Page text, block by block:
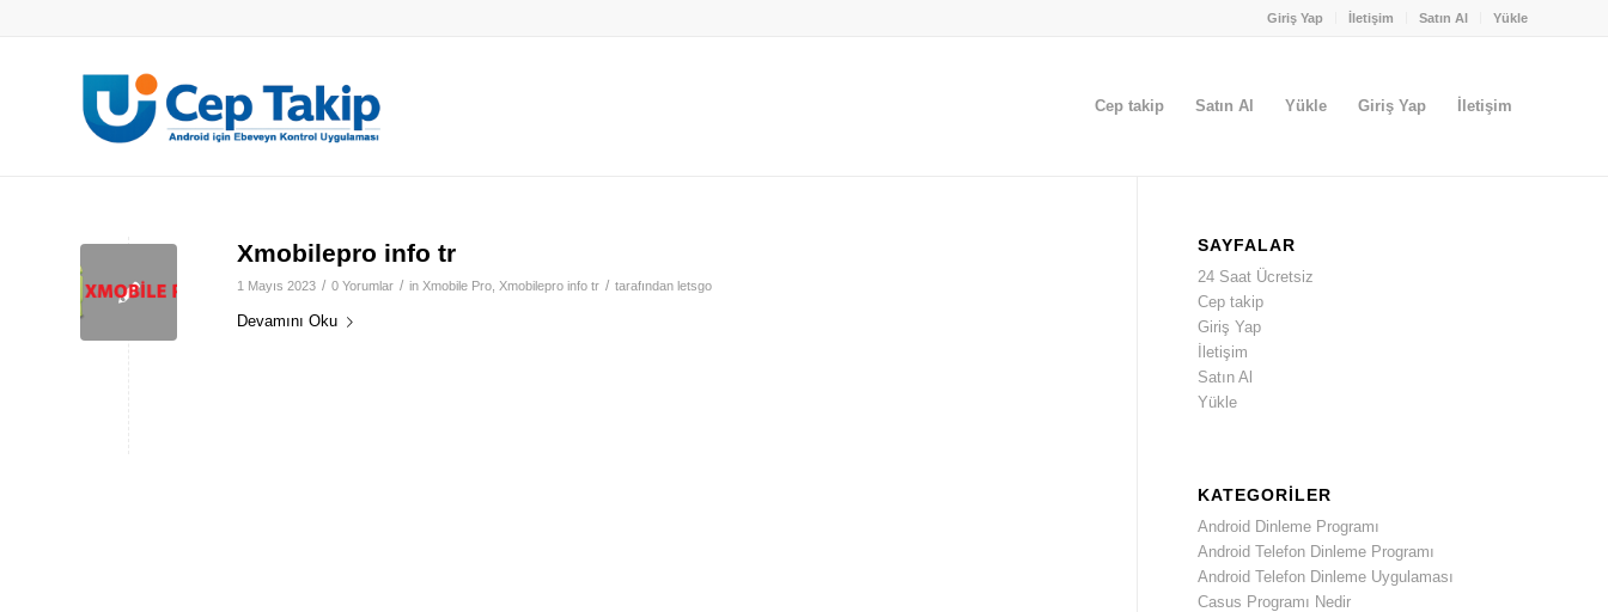
Giriş Yap İletişim Satın Al Yükle
Cep takip Satın Al Yükle Giriş Yap İletişim
Xmobilepro info tr
1 Mayıs 2023 / 0 Yorumlar / in Xmobile Pro Xmobilepro info tr / tarafından letsgo
Devamını Oku
SAYFALAR
24 Saat Ücretsiz
Cep takip
Giriş Yap
İletişim
Satın Al
Yükle
KATEGORILER
Android Dinleme Programı
Android Telefon Dinleme Programı
Android Telefon Dinleme Uygulaması
Casus Programı Nedir